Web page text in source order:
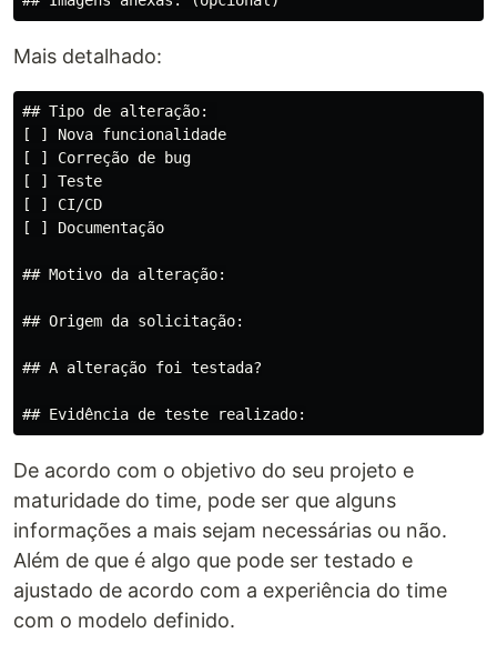
Mais detalhado:
## Tipo de alteração:
[ ] Nova funcionalidade
[ ] Correção de bug
[ ] Teste
[ ] CI/CD
[ ] Documentação
## Motivo da alteração:
## Origem da solicitação:
## A alteração foi testada?
De acordo com o objetivo do seu projeto e
maturidade do time, pode ser que alguns
informações a mais sejam necessárias ou não.
Além de que é algo que pode ser testado e
ajustado de acordo com a experiência do time
com o modelo definido.